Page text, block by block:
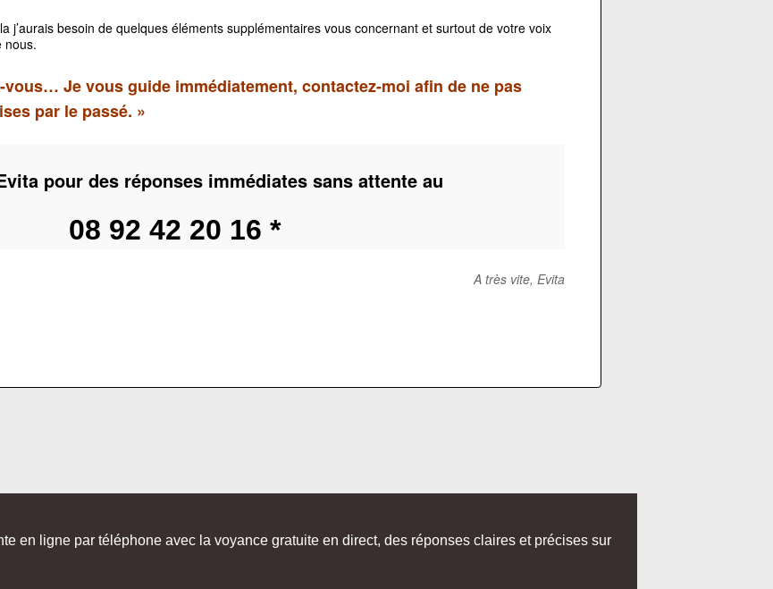
j’aurais besoin de quelques éléments supplémentaires vous concernant et surtout de votre voix
nous.
vous… Je vous guide immédiatement, contactez-moi afin de ne pas
par le passé. »
pour des réponses immédiates sans attente au
08 92 42 20 16 *
A très vite, Evita
en ligne par téléphone avec la voyance gratuite en direct, des réponses claires et précises sur